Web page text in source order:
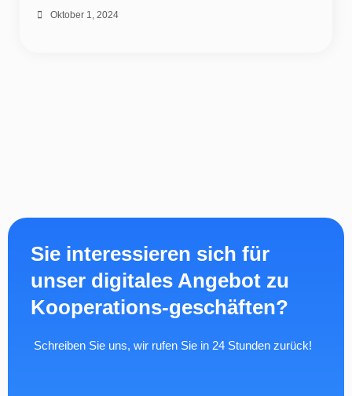
Oktober 1, 2024
Sie interessieren sich für
unser digitales Angebot zu
Kooperations-geschäften?
Schreiben Sie uns, wir rufen Sie in 24 Stunden zurück!